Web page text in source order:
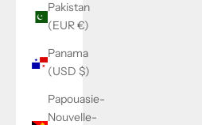
Pakistan
(EUR €)
Panama
(USD $)
Papouasie-
Nouvelle-